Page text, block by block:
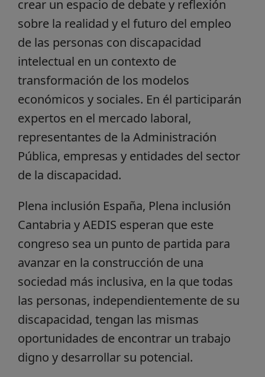
crear un espacio de debate y reflexión
sobre la realidad y el futuro del empleo
de las personas con discapacidad
intelectual en un contexto de
transformación de los modelos
económicos y sociales. En él participarán
expertos en el mercado laboral,
representantes de la Administración
Pública, empresas y entidades del sector
de la discapacidad.
Plena inclusión España, Plena inclusión
Cantabria y AEDIS esperan que este
congreso sea un punto de partida para
avanzar en la construcción de una
sociedad más inclusiva, en la que todas
las personas, independientemente de su
discapacidad, tengan las mismas
oportunidades de encontrar un trabajo
digno y desarrollar su potencial.